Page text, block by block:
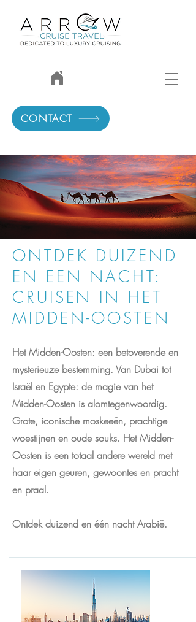
CONTACT
ONTDEK DUIZEND
EN EEN NACHT:
CRUISEN IN HET
MIDDEN-OOSTEN
Het Midden-Oosten: een betoverende en
mysterieuze bestemming. Van Dubai tot
Israël en Egypte: de magie van het
Midden-Oosten is alomtegenwoordig.
Grote, iconische moskeeën, prachtige
woestijnen en oude souks. Het Midden-
Oosten is een totaal andere wereld met
haar eigen geuren, gewoontes en pracht
en praal.
Ontdek duizend en één nacht Arabië.